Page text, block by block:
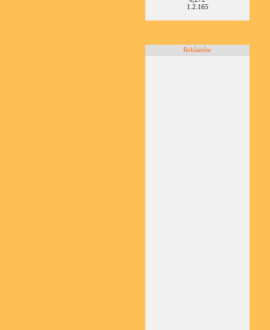
1.2.165
Reklamlar